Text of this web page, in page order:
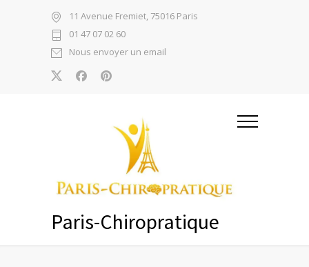
11 Avenue Fremiet, 75016 Paris
01 47 07 02 60
Nous envoyer un email
Paris-Chiropratique